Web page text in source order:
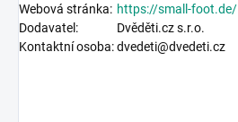
Webová stránka: https://small-foot.de/
Dodavatel:
Dvěděti.cz s.r.o.
Kontaktní osoba:dvedeti@dvedeti.cz